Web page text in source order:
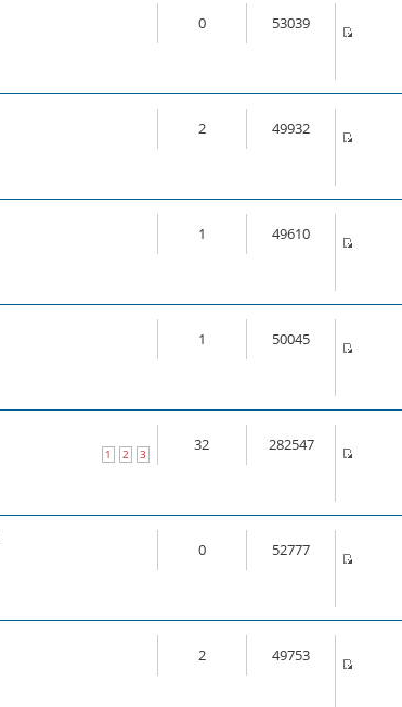
0 53039
2 49932
1 49610
1 50045
1 2 3
32 282547
0 52777
2 49753